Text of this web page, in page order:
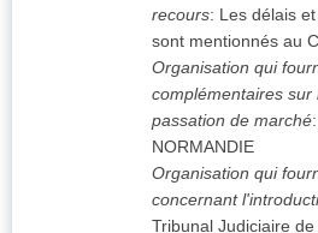
recours: Les délais
sont mentionnés au
Organisation qui
complémentaires
passation de marché:
NORMANDIE
Organisation qui
concernant
Tribunal Judiciaire de